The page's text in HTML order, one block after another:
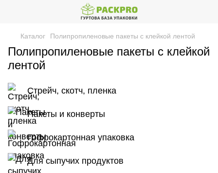
Каталог Полипропиленовые пакеты с клейкой лентой
Полипропиленовые пакеты с клейкой
лентой
Стрейч, скотч, пленка
Пакеты и конверты
Гофрокартонная упаковка
Для сыпучих продуктов